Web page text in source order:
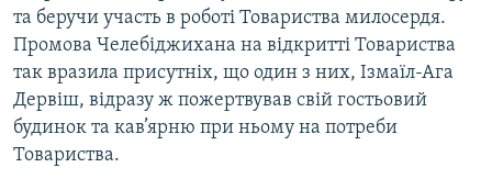
та беручи участь в роботі Товариства милосердя.
Промова Челебіджихана на відкритті Товариства
так вразила присутніх, що один з них, Ізмаїл-Ага
Дервіш, відразу ж пожертвував свій гостьовий
будинок та кав’ярню при ньому на потреби
Товариства.